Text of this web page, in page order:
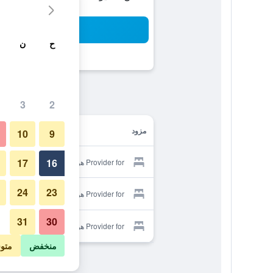
مزود
Provider for هوتل أثينا
Provider for هوتل أثينا
Provider for هوتل أثينا
ح ن
2
3
9
10
16
17
23
24
30
31
منخفض